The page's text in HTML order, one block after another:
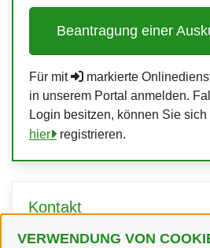
VERWENDUNG VON
Beantragung einer
Für mit
markierte
in unserem Portal anmelden.
Login besitzen, können Sie
hier
registrieren.
Kontakt